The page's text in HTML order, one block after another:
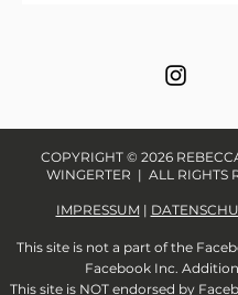
COPYRIGHT © 2026
WINGERTER | ALL RIGHTS
IMPRESSUM |
This site is not a part of the
Facebook Inc.
This site is NOT endorsed by